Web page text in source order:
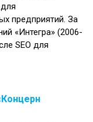
предприятий. За
«Интегра» (2006-
SEO для